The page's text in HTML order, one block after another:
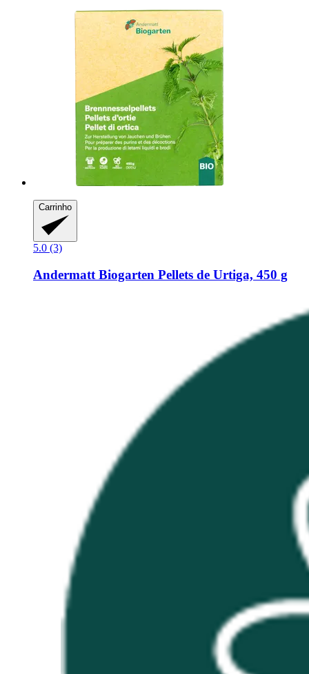
Carrinho
5.0 (3)
Andermatt Biogarten Pellets de Urtiga, 450 g